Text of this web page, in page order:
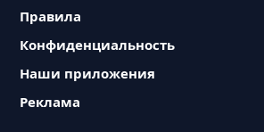
Правила
Конфиденциальность
Наши приложения
Реклама